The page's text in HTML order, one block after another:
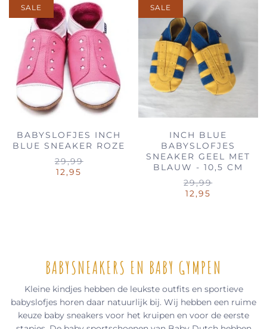
BABYSLOFJES INCH
BLUE SNEAKER ROZE
29,99
12,95
SALE
INCH BLUE
BABYSLOFJES
SNEAKER GEEL MET
BLAUW - 10,5 CM
29,99
12,95
SALE
BABYSNEAKERS EN BABY GYMPEN
Kleine kindjes hebben de leukste outfits en sportieve
babyslofjes horen daar natuurlijk bij. Wij hebben een ruime
keuze baby sneakers voor het kruipen en voor de eerste